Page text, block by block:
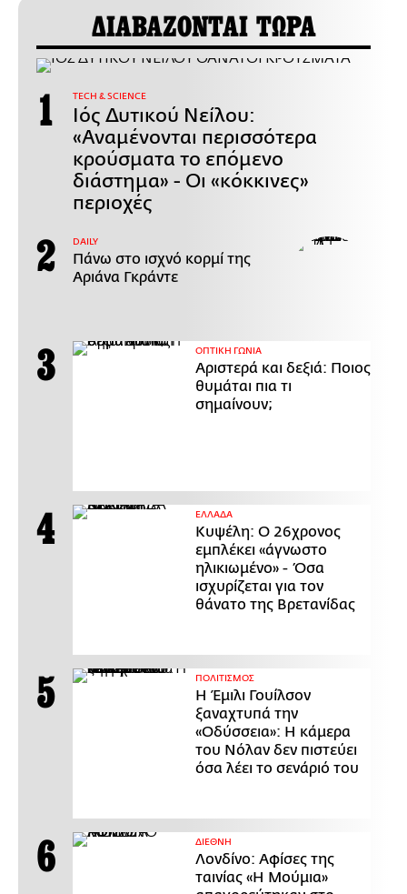
ΔΙΑΒΑΖΟΝΤΑΙ ΤΩΡΑ
ΤECH & SCIENCE
Ιός Δυτικού Νείλου:
«Αναμένονται περισσότερα
κρούσματα το επόμενο
διάστημα» - Οι «κόκκινες»
περιοχές
DAILY
Πάνω στο ισχνό κορμί της
Αριάνα Γκράντε
ΟΠΤΙΚΗ ΓΩΝΙΑ
Αριστερά και δεξιά: Ποιος
θυμάται πια τι
σημαίνουν;
ΕΛΛΑΔΑ
Κυψέλη: Ο 26χρονος
εμπλέκει «άγνωστο
ηλικιωμένο» - Όσα
ισχυρίζεται για τον
θάνατο της Βρετανίδας
ΠΟΛΙΤΙΣΜΟΣ
Η Έμιλι Γουίλσον
ξαναχτυπά την
«Οδύσσεια»: Η κάμερα
του Νόλαν δεν πιστεύει
όσα λέει το σενάριό του
ΔΙΕΘΝΗ
Λονδίνο: Αφίσες της
ταινίας «Η Μούμια»